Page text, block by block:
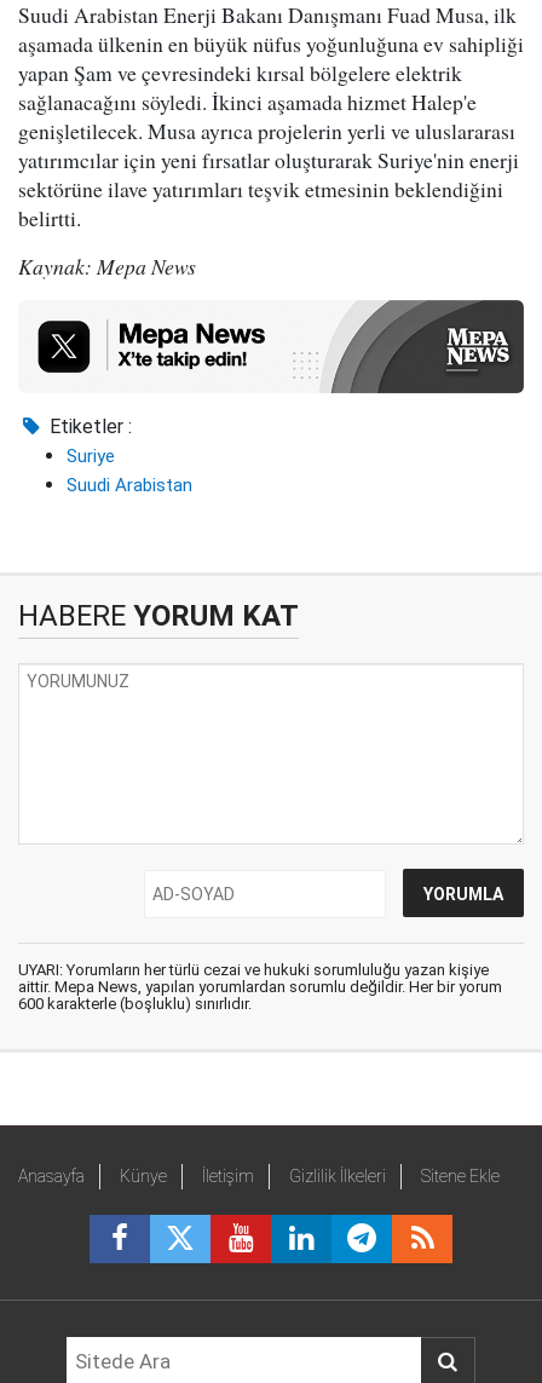
Suudi Arabistan Enerji Bakanı Danışmanı Fuad Musa, ilk
aşamada ülkenin en büyük nüfus yoğunluğuna ev sahipliği
yapan Şam ve çevresindeki kırsal bölgelere elektrik
sağlanacağını söyledi. İkinci aşamada hizmet Halep'e
genişletilecek. Musa ayrıca projelerin yerli ve uluslararası
yatırımcılar için yeni fırsatlar oluşturarak Suriye'nin enerji
sektörüne ilave yatırımları teşvik etmesinin beklendiğini
belirtti.
Kaynak: Mepa News
Etiketler :
Suriye
Suudi Arabistan
HABERE YORUM KAT
UYARI: Yorumların her türlü cezai ve hukuki sorumluluğu yazan kişiye
aittir. Mepa News, yapılan yorumlardan sorumlu değildir. Her bir yorum
600 karakterle (boşluklu) sınırlıdır.
Anasayfa Künye İletişim Gizlilik İlkeleri Sitene Ekle